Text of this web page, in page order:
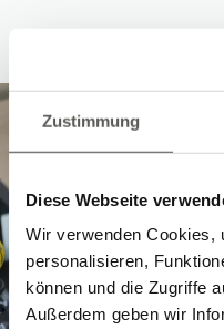
Zustimmung
Diese Webseite
Wir verwenden Cookies,
personalisieren,
können und die Zugriffe
Außerdem geben wir